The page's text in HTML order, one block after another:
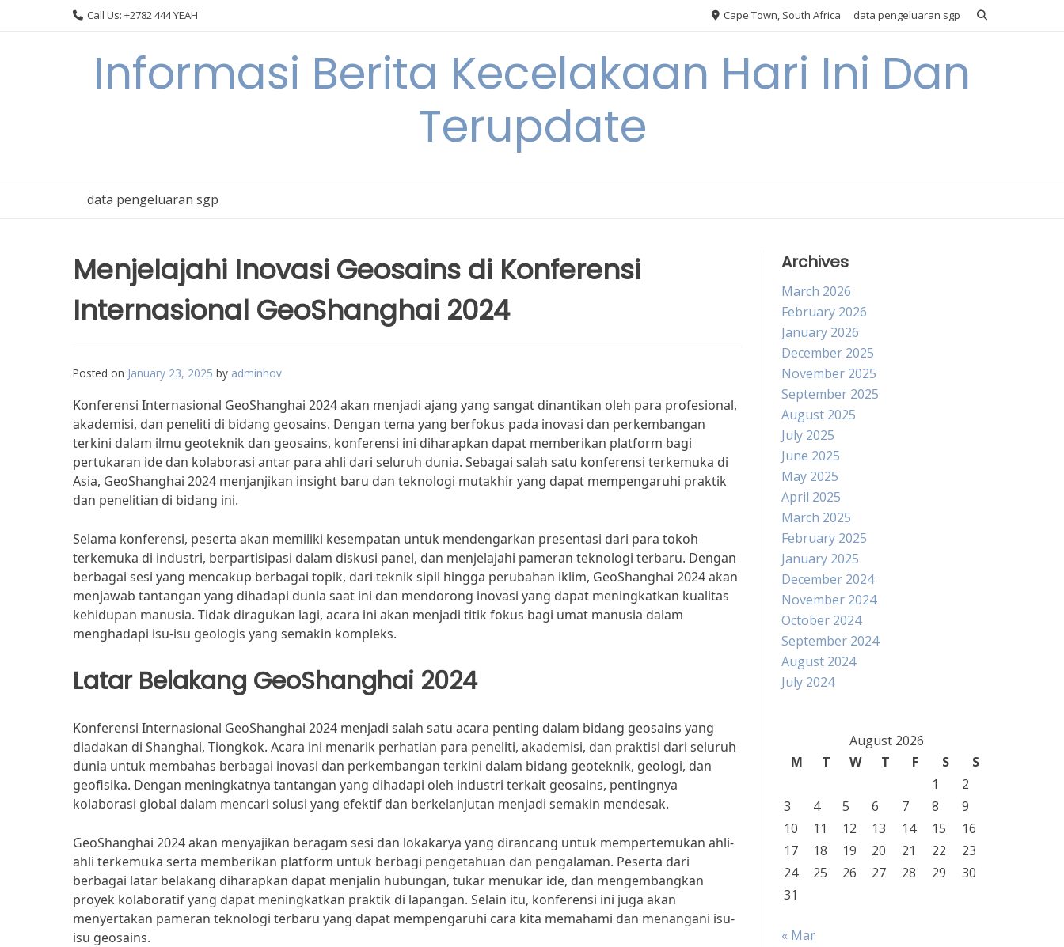
Call Us: +2782 444 YEAH Cape Town, South Africa data pengeluaran sgp
Informasi Berita Kecelakaan Hari Ini Dan
Terupdate
data pengeluaran sgp
Menjelajahi Inovasi Geosains di Konferensi
Internasional GeoShanghai 2024
Posted on January 23, 2025 by adminhov
Konferensi Internasional GeoShanghai 2024 akan menjadi ajang yang sangat dinantikan oleh para profesional,
akademisi, dan peneliti di bidang geosains. Dengan tema yang berfokus pada inovasi dan perkembangan
terkini dalam ilmu geoteknik dan geosains, konferensi ini diharapkan dapat memberikan platform bagi
pertukaran ide dan kolaborasi antar para ahli dari seluruh dunia. Sebagai salah satu konferensi terkemuka di
Asia, GeoShanghai 2024 menjanjikan insight baru dan teknologi mutakhir yang dapat mempengaruhi praktik
dan penelitian di bidang ini.
Selama konferensi, peserta akan memiliki kesempatan untuk mendengarkan presentasi dari para tokoh
terkemuka di industri, berpartisipasi dalam diskusi panel, dan menjelajahi pameran teknologi terbaru. Dengan
berbagai sesi yang mencakup berbagai topik, dari teknik sipil hingga perubahan iklim, GeoShanghai 2024 akan
menjawab tantangan yang dihadapi dunia saat ini dan mendorong inovasi yang dapat meningkatkan kualitas
kehidupan manusia. Tidak diragukan lagi, acara ini akan menjadi titik fokus bagi umat manusia dalam
menghadapi isu-isu geologis yang semakin kompleks.
Latar Belakang GeoShanghai 2024
Konferensi Internasional GeoShanghai 2024 menjadi salah satu acara penting dalam bidang geosains yang
diadakan di Shanghai, Tiongkok. Acara ini menarik perhatian para peneliti, akademisi, dan praktisi dari seluruh
dunia untuk membahas berbagai inovasi dan perkembangan terkini dalam bidang geoteknik, geologi, dan
geofisika. Dengan meningkatnya tantangan yang dihadapi oleh industri terkait geosains, pentingnya
kolaborasi global dalam mencari solusi yang efektif dan berkelanjutan menjadi semakin mendesak.
GeoShanghai 2024 akan menyajikan beragam sesi dan lokakarya yang dirancang untuk mempertemukan ahli-
ahli terkemuka serta memberikan platform untuk berbagi pengetahuan dan pengalaman. Peserta dari
berbagai latar belakang diharapkan dapat menjalin hubungan, tukar menukar ide, dan mengembangkan
proyek kolaboratif yang dapat meningkatkan praktik di lapangan. Selain itu, konferensi ini juga akan
menyertakan pameran teknologi terbaru yang dapat mempengaruhi cara kita memahami dan menangani isu-
isu geosains.
Archives
March 2026
February 2026
January 2026
December 2025
November 2025
September 2025
August 2025
July 2025
June 2025
May 2025
April 2025
March 2025
February 2025
January 2025
December 2024
November 2024
October 2024
September 2024
August 2024
July 2024
August 2026
M
T W T F S
S
1
2
3
4 5 6 7 8
9
10
11 12 13 14 15
16
17
18 19 20 21 22
23
24
25 26 27 28 29
30
31
« Mar